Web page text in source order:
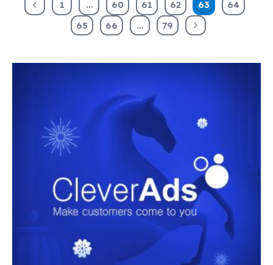
1 … 60 61 62 63
64
65
66 … 79